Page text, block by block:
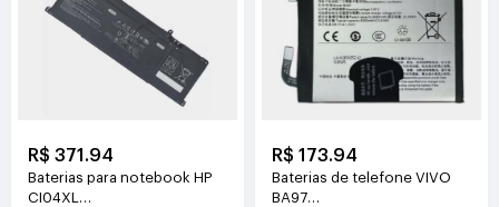
R$ 371.94
Baterias para notebook HP
CI04XL
R$ 173.94
Baterias de telefone VIVO
BA97